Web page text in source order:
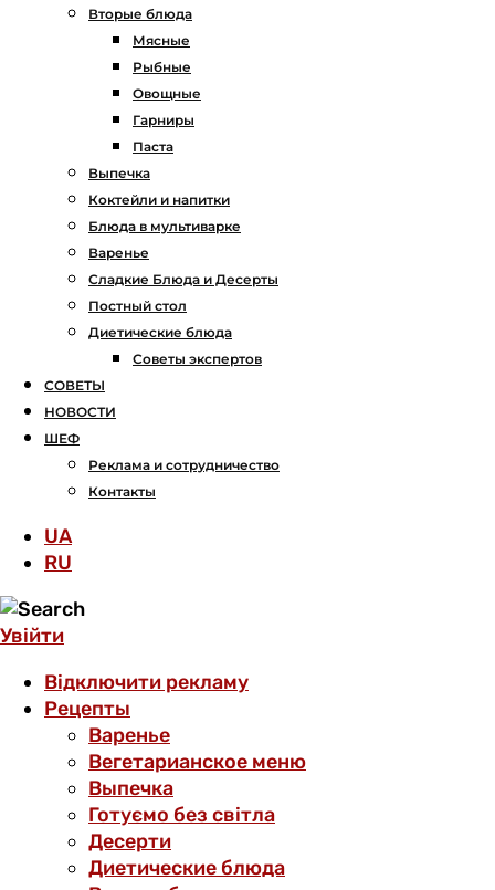
Вторые блюда
Мясные
Рыбные
Овощные
Гарниры
Паста
Выпечка
Коктейли и напитки
Блюда в мультиварке
Варенье
Сладкие Блюда и Десерты
Постный стол
Диетические блюда
Советы экспертов
СОВЕТЫ
НОВОСТИ
ШЕФ
Реклама и сотрудничество
Контакты
UA
RU
Увійти
Відключити рекламу
Рецепты
Варенье
Вегетарианское меню
Выпечка
Готуємо без світла
Десерти
Диетические блюда